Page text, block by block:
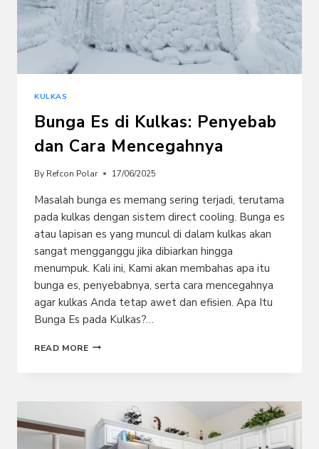
KULKAS
Bunga Es di Kulkas: Penyebab
dan Cara Mencegahnya
By Refcon Polar 17/06/2025
Masalah bunga es memang sering terjadi, terutama
pada kulkas dengan sistem direct cooling. Bunga es
atau lapisan es yang muncul di dalam kulkas akan
sangat mengganggu jika dibiarkan hingga
menumpuk. Kali ini, Kami akan membahas apa itu
bunga es, penyebabnya, serta cara mencegahnya
agar kulkas Anda tetap awet dan efisien. Apa Itu
Bunga Es pada Kulkas?…
READ MOREBUNGA
CARA
MENCEGAHNYA